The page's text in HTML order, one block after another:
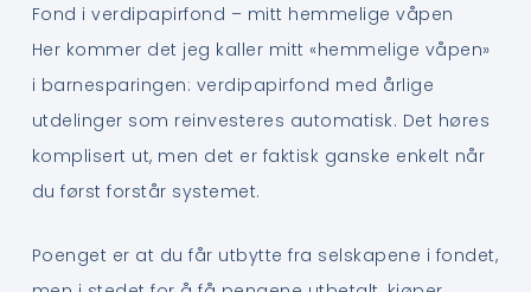
Fond i verdipapirfond – mitt hemmelige våpen
Her kommer det jeg kaller mitt «hemmelige våpen»
i barnesparingen: verdipapirfond med årlige
utdelinger som reinvesteres automatisk. Det høres
komplisert ut, men det er faktisk ganske enkelt når
du først forstår systemet.
Poenget er at du får utbytte fra selskapene i fondet,